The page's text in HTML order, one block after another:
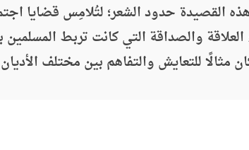
القصيدة حدود الشعر؛ لتُلامِس قضايا
والصداقة التي كانت تربط
مثالًا للتعايش والتفاهم بين مختلف الأديان